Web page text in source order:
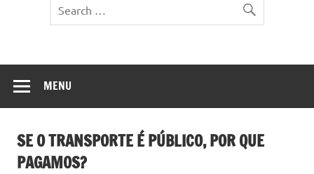
MENU
SE O TRANSPORTE É PÚBLICO, POR QUE
PAGAMOS?